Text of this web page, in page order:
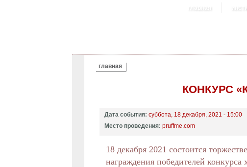
главная
ВЫ ЗДЕСЬ
главная
КОНКУРС
Дата события: суббота, 18 декабря, 2021 - 15:00
Место проведения: pruffme.com
18 декабря 2021 состоится
награждения победителей конкурса